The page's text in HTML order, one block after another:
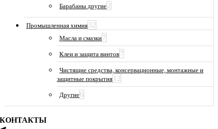
Барабаны другие2
Промышленная химия32
Масла и смазки7
Клеи и защита винтов7
Чистящие средства, консервационные, монтажные и
защитные покрытия 12
Другие6
КОНТАКТЫ